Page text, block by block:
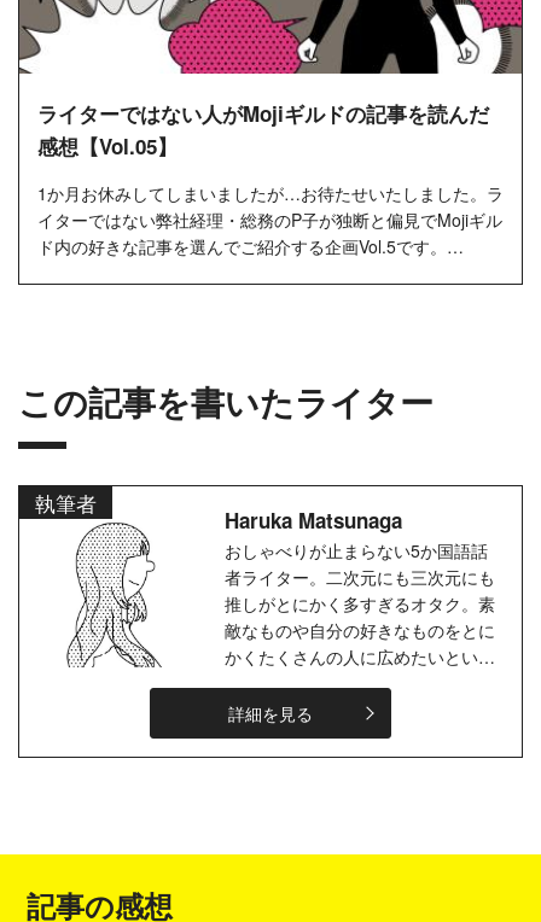
ライターではない人がMojiギルドの記事を読んだ
感想【Vol.05】
1か月お休みしてしまいましたが…お待たせいたしました。ラ
イターではない弊社経理・総務のP子が独断と偏見でMojiギル
ド内の好きな記事を選んでご紹介する企画Vol.5です。
この記事を書いたライター
執筆者
Haruka Matsunaga
おしゃべりが止まらない5か国語話
者ライター。二次元にも三次元にも
推しがとにかく多すぎるオタク。素
敵なものや自分の好きなものをとに
かくたくさんの人に広めたいという
気持ちが執筆のモチベーションで
す。ペンは剣より強し、言葉の力を
信じて...
詳細を見る
記事の感想